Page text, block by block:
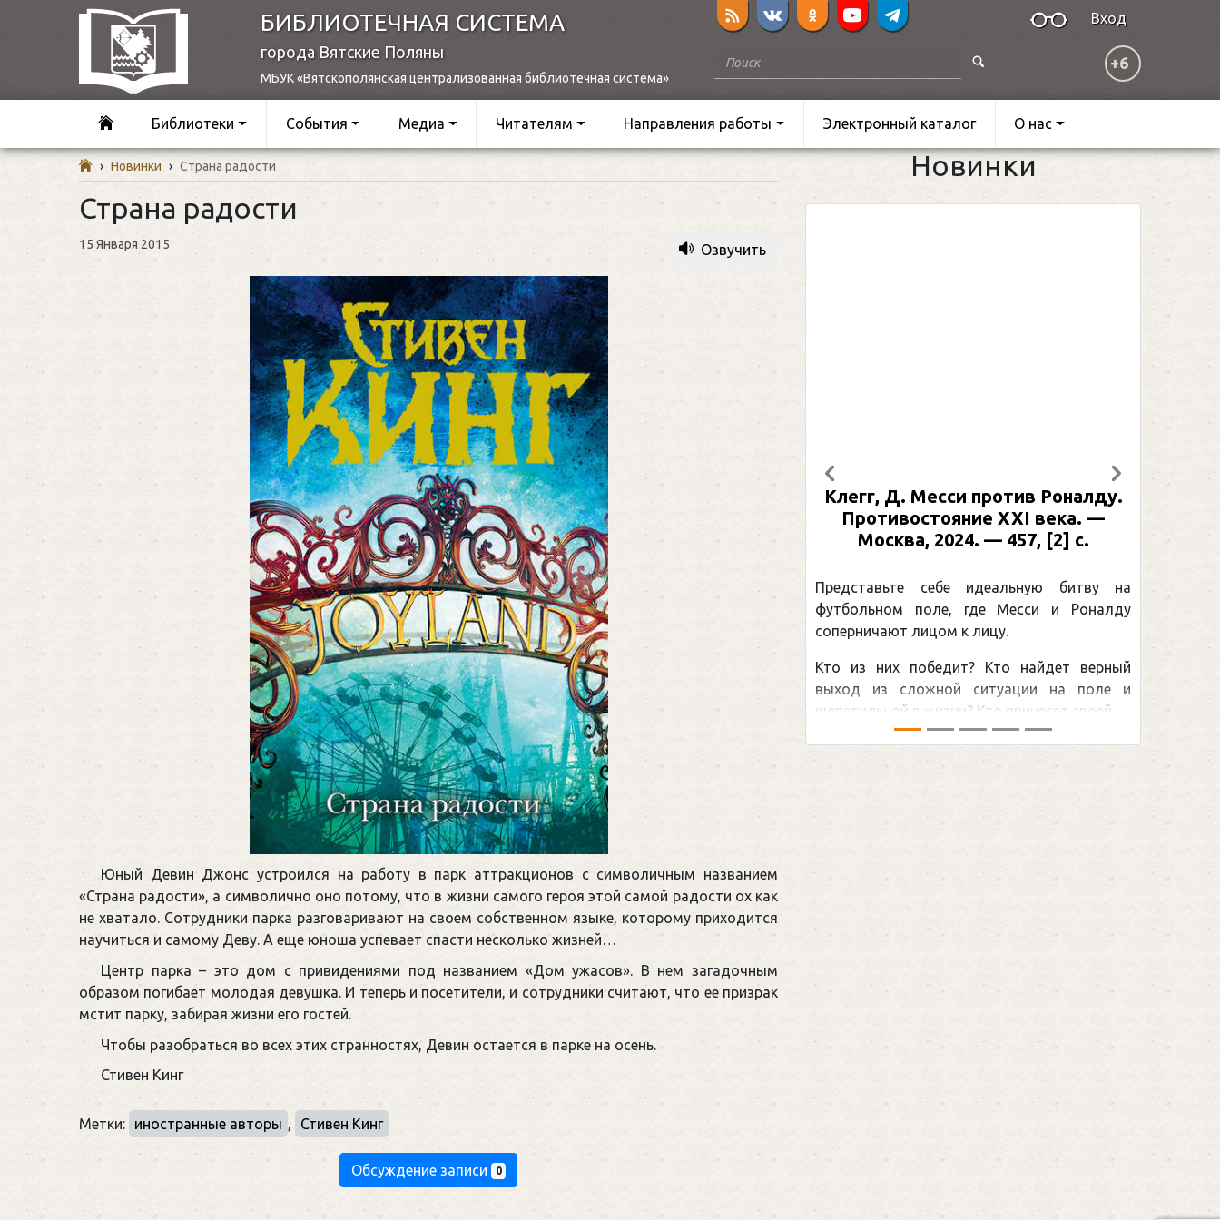
БИБЛИОТЕЧНАЯ СИСТЕМА
города Вятские Поляны
МБУК «Вятскополянская централизованная библиотечная система»
Вход
+6
Библиотеки События Медиа Читателям Направления работы Электронный каталог О нас
› Новинки › Страна радости
Страна радости
15 Января 2015 Озвучить
Юный Девин Джонс устроился на работу в парк аттракционов с символичным названием
«Страна радости», а символично оно потому, что в жизни самого героя этой самой радости ох как
не хватало. Сотрудники парка разговаривают на своем собственном языке, которому приходится
научиться и самому Деву. А еще юноша успевает спасти несколько жизней…
Центр парка – это дом с привидениями под названием «Дом ужасов». В нем загадочным
образом погибает молодая девушка. И теперь и посетители, и сотрудники считают, что ее призрак
мстит парку, забирая жизни его гостей.
Чтобы разобраться во всех этих странностях, Девин остается в парке на осень.
Стивен Кинг
Метки: иностранные авторы , Стивен Кинг
Обсуждение записи 0
Новинки
Клегг, Д. Месси против Роналду.
Противостояние XXI века. —
Москва, 2024. — 457, [2] с.
Представьте себе идеальную битву на
футбольном поле, где Месси и Роналду
соперничают лицом к лицу.
Кто из них победит? Кто найдет верный
выход из сложной ситуации на поле и
щепетильной в жизни? Кто принесет своей ...
Предыдущий Следующий